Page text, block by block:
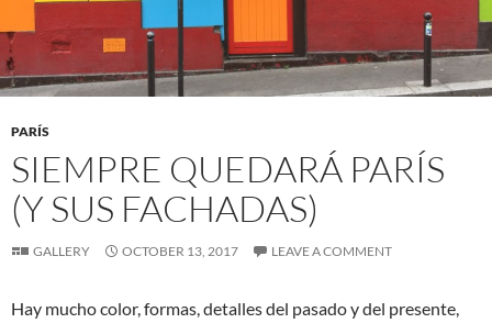
PARÍS
SIEMPRE QUEDARÁ PARÍS
(Y SUS FACHADAS)
GALLERY OCTOBER 13, 2017 LEAVE A COMMENT
Hay mucho color, formas, detalles del pasado y del presente,